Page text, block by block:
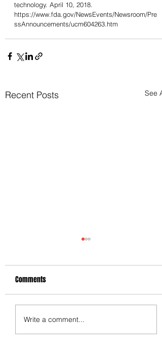
technology. April 10, 2018.
https://www.fda.gov/NewsEvents/Newsroom/Pre
ssAnnouncements/ucm604263.htm
Recent Posts See All
最新話題作: 心臟健康頻道
（H2C）即將上映「全心院
Comments
Write a comment...